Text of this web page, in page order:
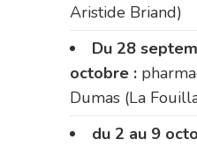
Aristide Briand)
Du 28
octobre :
Dumas (La
du 2 au 9